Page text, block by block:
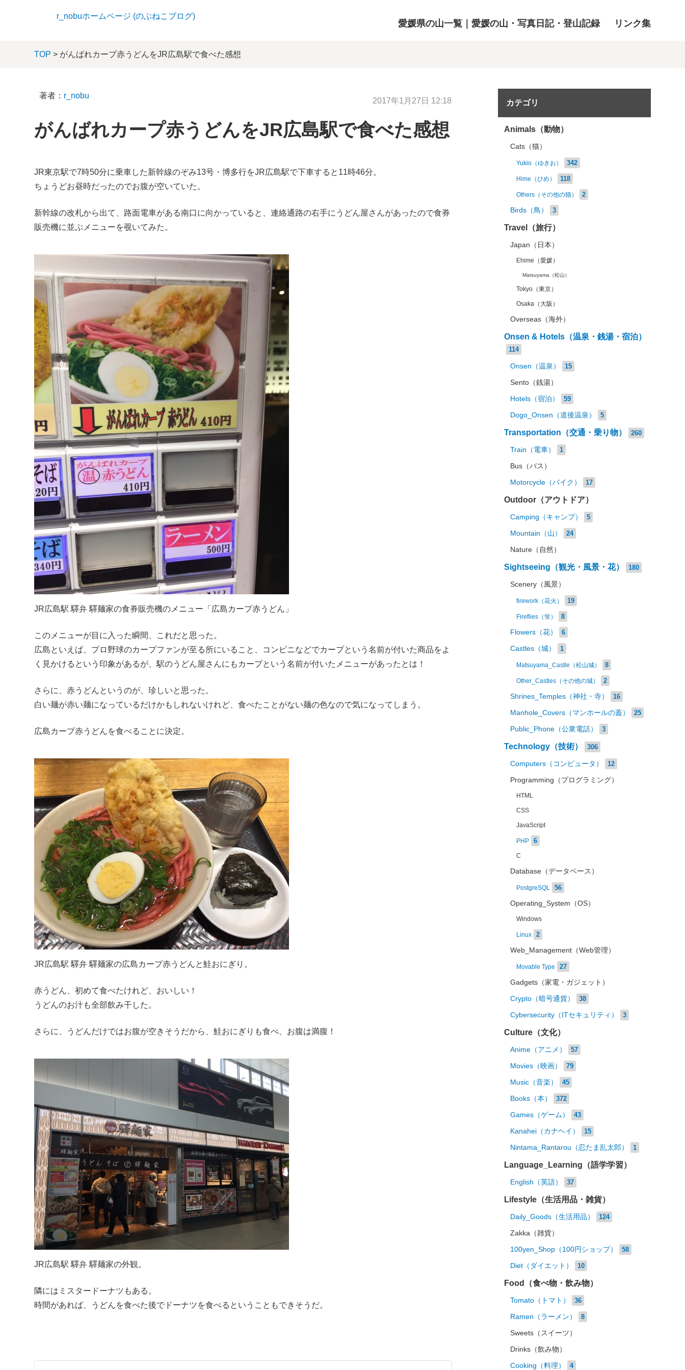
r_nobuホームページ (のぶねこブログ)
愛媛県の山一覧｜愛媛の山・写真日記・登山記録 リンク集
TOP > がんばれカープ赤うどんをJR広島駅で食べた感想
著者： r_nobu
2017年1月27日 12:18
がんばれカープ赤うどんをJR広島駅で食べた感想
JR東京駅で7時50分に乗車した新幹線のぞみ13号・博多行をJR広島駅で下車すると11時46分。
ちょうどお昼時だったのでお腹が空いていた。
新幹線の改札から出て、路面電車がある南口に向かっていると、連絡通路の右手にうどん屋さんがあったので食券
販売機に並ぶメニューを覗いてみた。
JR広島駅 驛弁 驛麺家の食券販売機のメニュー「広島カープ赤うどん」
このメニューが目に入った瞬間、これだと思った。
広島といえば、プロ野球のカープファンが至る所にいること、コンビニなどでカープという名前が付いた商品をよ
く見かけるという印象があるが、駅のうどん屋さんにもカープという名前が付いたメニューがあったとは！
さらに、赤うどんというのが、珍しいと思った。
白い麺が赤い麺になっているだけかもしれないけれど、食べたことがない麺の色なので気になってしまう。
広島カープ赤うどんを食べることに決定。
JR広島駅 驛弁 驛麺家の広島カープ赤うどんと鮭おにぎり。
赤うどん、初めて食べたけれど、おいしい！
うどんのお汁も全部飲み干した。
さらに、うどんだけではお腹が空きそうだから、鮭おにぎりも食べ、お腹は満腹！
JR広島駅 驛弁 驛麺家の外観。
隣にはミスタードーナツもある。
時間があれば、うどんを食べた後でドーナツを食べるということもできそうだ。
カテゴリ
Animals（動物）
Cats（猫）
Yukio（ゆきお） 342
Hime（ひめ） 118
Others（その他の猫） 2
Birds（鳥） 3
Travel（旅行）
Japan（日本）
Ehime（愛媛）
Matsuyama（松山）
Tokyo（東京）
Osaka（大阪）
Overseas（海外）
Onsen & Hotels（温泉・銭湯・宿泊）
114
Onsen（温泉） 15
Sento（銭湯）
Hotels（宿泊） 59
Dogo_Onsen（道後温泉） 5
Transportation（交通・乗り物） 260
Train（電車） 1
Bus（バス）
Motorcycle（バイク） 17
Outdoor（アウトドア）
Camping（キャンプ） 5
Mountain（山） 24
Nature（自然）
Sightseeing（観光・風景・花） 180
Scenery（風景）
firework（花火） 19
Fireflies（蛍） 8
Flowers（花） 6
Castles（城） 1
Matsuyama_Castle（松山城） 8
Other_Castles（その他の城） 2
Shrines_Temples（神社・寺） 16
Manhole_Covers（マンホールの蓋） 25
Public_Phone（公衆電話） 3
Technology（技術） 306
Computers（コンピュータ） 12
Programming（プログラミング）
HTML
CSS
JavaScript
PHP 6
C
Database（データベース）
PostgreSQL 56
Operating_System（OS）
Windows
Linux 2
Web_Management（Web管理）
Movable Type 27
Gadgets（家電・ガジェット）
Crypto（暗号通貨） 38
Cybersecurity（ITセキュリティ） 3
Culture（文化）
Anime（アニメ） 57
Movies（映画） 79
Music（音楽） 45
Books（本） 372
Games（ゲーム） 43
Kanahei（カナヘイ） 15
Nintama_Rantarou（忍たま乱太郎） 1
Language_Learning（語学学習）
English（英語） 37
Lifestyle（生活用品・雑貨）
Daily_Goods（生活用品） 124
Zakka（雑貨）
100yen_Shop（100円ショップ） 58
Diet（ダイエット） 10
Food（食べ物・飲み物）
Tomato（トマト） 36
Ramen（ラーメン） 8
Sweets（スイーツ）
Drinks（飲み物）
Cooking（料理） 4